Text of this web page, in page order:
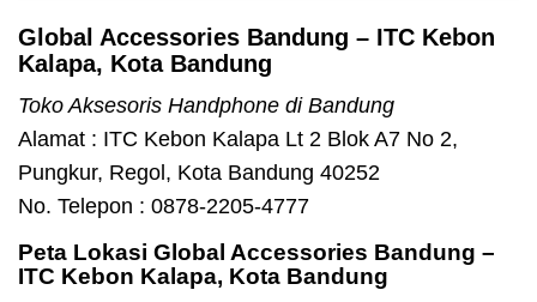
Global Accessories Bandung – ITC Kebon
Kalapa, Kota Bandung
Toko Aksesoris Handphone di Bandung
Alamat : ITC Kebon Kalapa Lt 2 Blok A7 No 2,
Pungkur, Regol, Kota Bandung 40252
No. Telepon : 0878-2205-4777
Peta Lokasi Global Accessories Bandung –
ITC Kebon Kalapa, Kota Bandung